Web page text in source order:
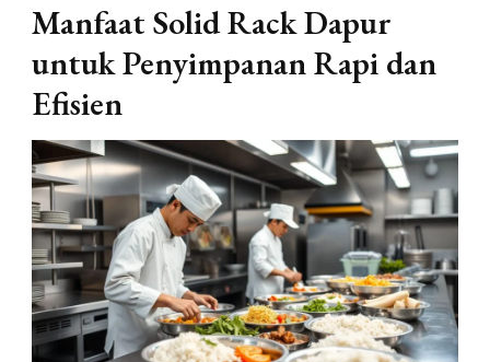
Manfaat Solid Rack Dapur
untuk Penyimpanan Rapi dan
Efisien